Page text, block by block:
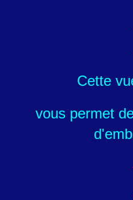
Cette
vous permet